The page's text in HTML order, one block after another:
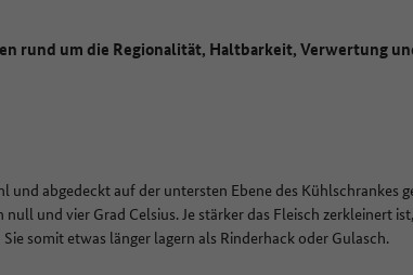
rund um die Regionalität, Haltbarkeit, Verwertung
und abgedeckt auf der untersten Ebene des Kühlschrankes
und vier Grad Celsius. Je stärker das Fleisch zerkleinert
somit etwas länger lagern als Rinderhack oder Gulasch.